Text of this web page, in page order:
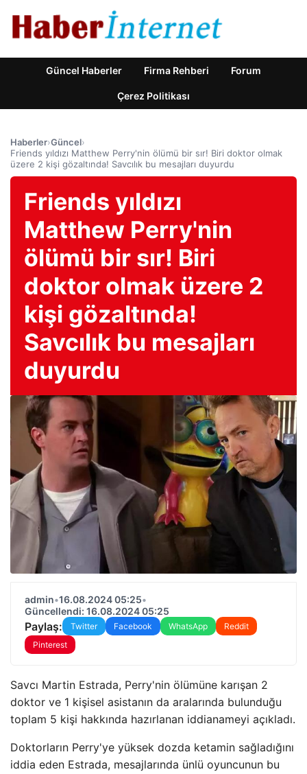
Güncel Haberler Firma Rehberi Forum
Çerez Politikası
Haberler›Güncel›
Friends yıldızı Matthew Perry'nin ölümü bir sır! Biri doktor olmak
üzere 2 kişi gözaltında! Savcılık bu mesajları duyurdu
Friends yıldızı
Matthew Perry'nin
ölümü bir sır! Biri
doktor olmak üzere 2
kişi gözaltında!
Savcılık bu mesajları
duyurdu
admin•16.08.2024 05:25•
Güncellendi: 16.08.2024 05:25
Paylaş: Twitter Facebook WhatsApp
Reddit
Pinterest
Savcı Martin Estrada, Perry'nin ölümüne karışan 2
doktor ve 1 kişisel asistanın da aralarında bulunduğu
toplam 5 kişi hakkında hazırlanan iddianameyi açıkladı.
Doktorların Perry'ye yüksek dozda ketamin sağladığını
iddia eden Estrada, mesajlarında ünlü oyuncunun bu